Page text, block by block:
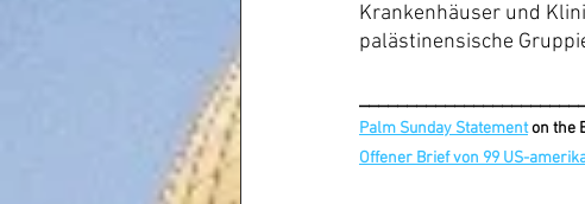
Krankenhäuser und
palästinensische
Palm Sunday Statement on the
Offener Brief von 99 US-